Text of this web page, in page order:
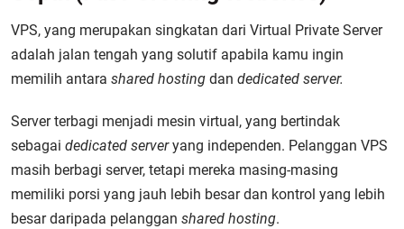
VPS, yang merupakan singkatan dari Virtual Private Server
adalah jalan tengah yang solutif apabila kamu ingin
memilih antara shared hosting dan dedicated server.
Server terbagi menjadi mesin virtual, yang bertindak
sebagai dedicated serveryang independen. Pelanggan VPS
masih berbagi server, tetapi mereka masing-masing
memiliki porsi yang jauh lebih besar dan kontrol yang lebih
besar daripada pelanggan shared hosting.